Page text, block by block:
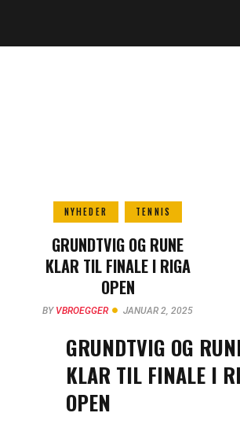
NYHEDER TENNIS
GRUNDTVIG OG RUNE
KLAR TIL FINALE I RIGA
OPEN
BY VBROEGGER JANUAR 2, 2025
GRUNDTVIG OG
KLAR TIL FINALE I
OPEN